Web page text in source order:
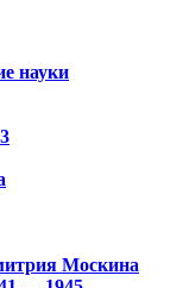
науки
Москина